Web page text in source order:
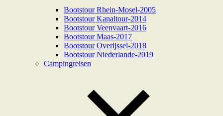
Bootstour Rhein-Mosel-2005
Bootstour Kanaltour-2014
Bootstour Veenvaart-2016
Bootstour Maas-2017
Bootstour Overijssel-2018
Bootstour Niederlande-2019
Campingreisen